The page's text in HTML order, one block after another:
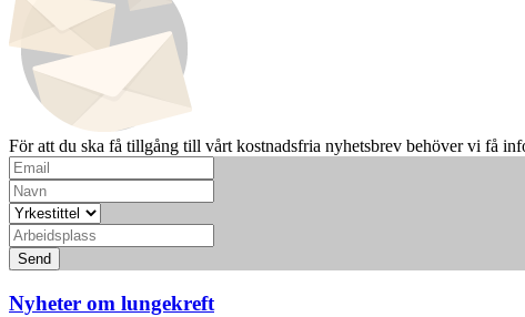
För att du ska få tillgång till vårt kostnadsfria nyhetsbrev behöver vi få
Send
Nyheter om lungekreft